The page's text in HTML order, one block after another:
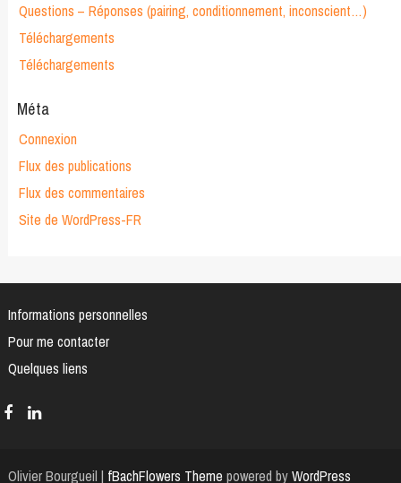
Questions – Réponses (pairing, conditionnement, inconscient…)
Téléchargements
Téléchargements
Méta
Connexion
Flux des publications
Flux des commentaires
Site de WordPress-FR
Informations personnelles
Pour me contacter
Quelques liens
Olivier Bourgueil | fBachFlowers Theme powered byWordPress